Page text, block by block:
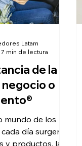
de la
o
mundo de los
día surgen
y productos, la
Latam
7 min de lectura